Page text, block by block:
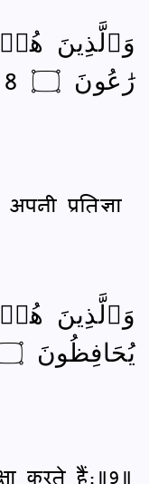
وَٱلَّذِينَ
رَٰعُونَ ۝ 8
प्रतिज्ञा
وَٱلَّذِينَ
يُحَافِظُونَ ۝ 9
करते हैं;॥9॥